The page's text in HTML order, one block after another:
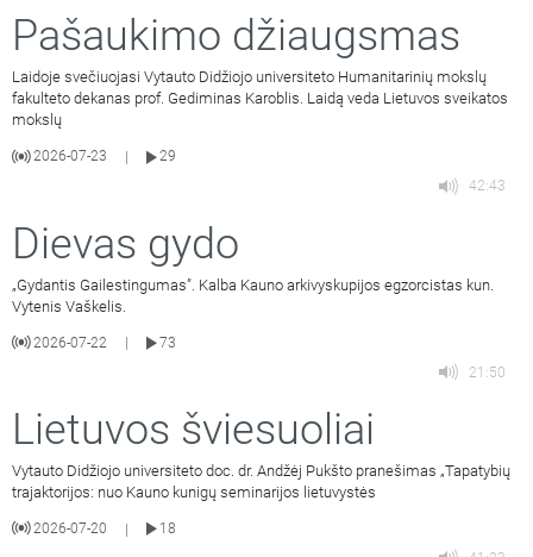
Pašaukimo džiaugsmas
Laidoje svečiuojasi Vytauto Didžiojo universiteto Humanitarinių mokslų
fakulteto dekanas prof. Gediminas Karoblis. Laidą veda Lietuvos sveikatos
mokslų
2026-07-23
29
42:43
Dievas gydo
„Gydantis Gailestingumas”. Kalba Kauno arkivyskupijos egzorcistas kun.
Vytenis Vaškelis.
2026-07-22
73
21:50
Lietuvos šviesuoliai
Vytauto Didžiojo universiteto doc. dr. Andžėj Pukšto pranešimas „Tapatybių
trajaktorijos: nuo Kauno kunigų seminarijos lietuvystės
2026-07-20 |
18